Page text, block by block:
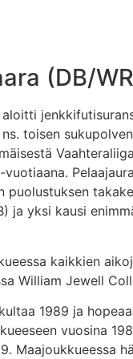
(DB/
toisen
puolustuksen
ja yksi kausi
kaikkien
William Jewell
1989 ja
vuosina
Maajoukkueessa